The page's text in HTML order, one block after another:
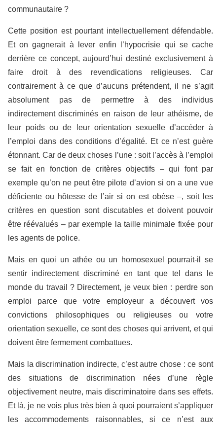
communautaire ?
Cette position est pourtant intellectuellement défendable.
Et on gagnerait à lever enfin l’hypocrisie qui se cache
derrière ce concept, aujourd’hui destiné exclusivement à
faire droit à des revendications religieuses. Car
contrairement à ce que d’aucuns prétendent, il ne s’agit
absolument pas de permettre à des individus
indirectement discriminés en raison de leur athéisme, de
leur poids ou de leur orientation sexuelle d’accéder à
l’emploi dans des conditions d’égalité. Et ce n’est guère
étonnant. Car de deux choses l’une : soit l’accès à l’emploi
se fait en fonction de critères objectifs – qui font par
exemple qu’on ne peut être pilote d’avion si on a une vue
déficiente ou hôtesse de l’air si on est obèse –, soit les
critères en question sont discutables et doivent pouvoir
être réévalués – par exemple la taille minimale fixée pour
les agents de police.
Mais en quoi un athée ou un homosexuel pourrait-il se
sentir indirectement discriminé en tant que tel dans le
monde du travail ? Directement, je veux bien : perdre son
emploi parce que votre employeur a découvert vos
convictions philosophiques ou religieuses ou votre
orientation sexuelle, ce sont des choses qui arrivent, et qui
doivent être fermement combattues.
Mais la discrimination indirecte, c’est autre chose : ce sont
des situations de discrimination nées d’une règle
objectivement neutre, mais discriminatoire dans ses effets.
Et là, je ne vois plus très bien à quoi pourraient s’appliquer
les accommodements raisonnables, si ce n’est aux